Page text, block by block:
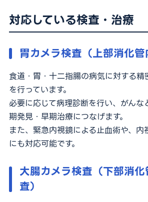
※診療科によって曜日や時間が異なる場合がご
対応している検査・治療
胃カメラ検査（上部消化管
食道・胃・十二指腸の病気に対する
を行っています。
必要に応じて病理診断を行い、がんな
期発見・早期治療につなげます。
また、緊急内視鏡による止血術や、
にも対応可能です。
大腸カメラ検査（下部消
査）